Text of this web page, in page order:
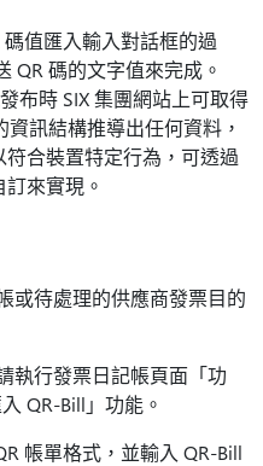
值匯入輸入對話框的過
QR 碼的文字值來完成。
布時 SIX 集團網站上可取得
訊結構推導出任何資料，
合裝置特定行為，可透過
來實現。
或待處理的供應商發票目的
執行發票日記帳頁面「功
QR-Bill」功能。
帳單格式，並輸入 QR-Bill